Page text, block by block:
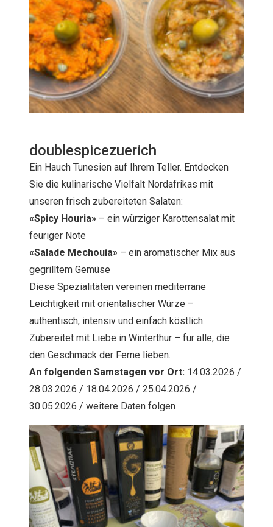
doublespicezuerich
Ein Hauch Tunesien auf Ihrem Teller. Entdecken
Sie die kulinarische Vielfalt Nordafrikas mit
unseren frisch zubereiteten Salaten:
«Spicy Houria» – ein würziger Karottensalat mit
feuriger Note
«Salade Mechouia» – ein aromatischer Mix aus
gegrilltem Gemüse
Diese Spezialitäten vereinen mediterrane
Leichtigkeit mit orientalischer Würze –
authentisch, intensiv und einfach köstlich.
Zubereitet mit Liebe in Winterthur – für alle, die
den Geschmack der Ferne lieben.
An folgenden Samstagen vor Ort: 14.03.2026 /
28.03.2026 / 18.04.2026 / 25.04.2026 /
30.05.2026 / weitere Daten folgen